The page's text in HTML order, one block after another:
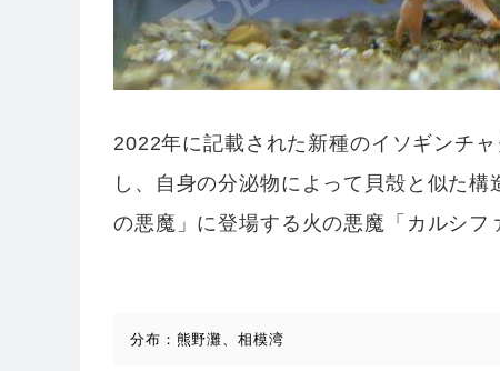
2022年に記載された新種のイソギンチ
し、自身の分泌物によって貝殻と似た
の悪魔」に登場する火の悪魔「カルシフ
分布：熊野灘、相模湾